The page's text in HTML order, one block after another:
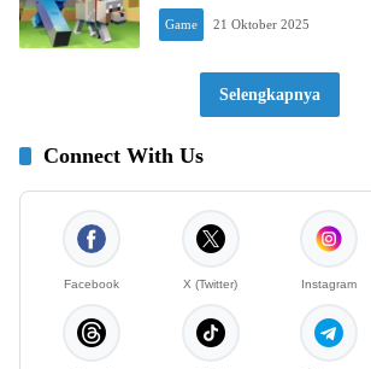
Game 21 Oktober 2025
Selengkapnya
Connect With Us
Facebook X (Twitter) Instagram